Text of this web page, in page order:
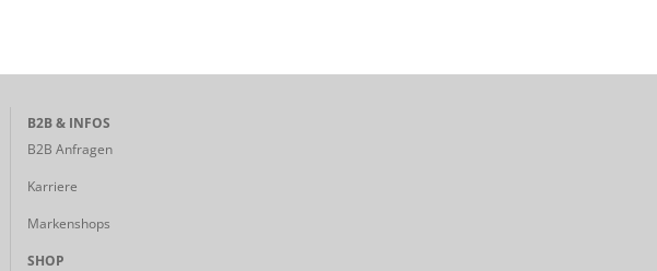
B2B & INFOS
B2B Anfragen
Karriere
Markenshops
SHOP